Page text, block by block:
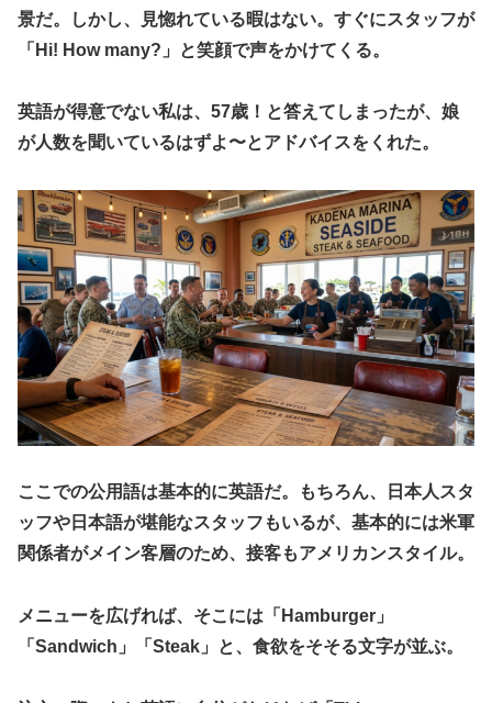
景だ。しかし、見惚れている暇はない。すぐにスタッフが
「Hi! How many?」と笑顔で声をかけてくる。
英語が得意でない私は、57歳！と答えてしまったが、娘
が人数を聞いているはずよ〜とアドバイスをくれた。
ここでの公用語は基本的に英語だ。もちろん、日本人スタ
ッフや日本語が堪能なスタッフもいるが、基本的には米軍
関係者がメイン客層のため、接客もアメリカンスタイル。
メニューを広げれば、そこには「Hamburger」
「Sandwich」「Steak」と、食欲をそそる文字が並ぶ。